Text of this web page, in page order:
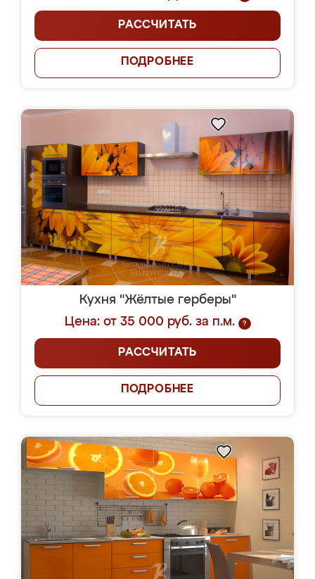
РАССЧИТАТЬ
ПОДРОБНЕЕ
Кухня "Жёлтые герберы"
Цена: от 35 000 руб. за п.м.
?
РАССЧИТАТЬ
ПОДРОБНЕЕ